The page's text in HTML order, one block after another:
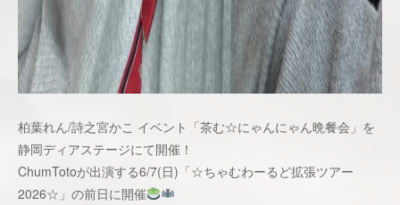
柏葉れん/詩之宮かこ イベント「茶む☆にゃんにゃん晩餐会」を
静岡ディアステージにて開催！
ChumTotoが出演する6/7(日)「☆ちゃむわーるど拡張ツアー
2026☆」の前日に開催